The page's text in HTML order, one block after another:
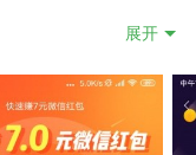
展开